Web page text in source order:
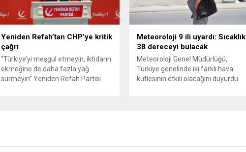
saldırısına anında yanıt verileceğini
duyurdu....
2018 yılında şantiyede ölü bulunan
Dorukhan Büyükışık’a ilişkin yeniden
açılan soruşturmada tutuklamalar
genişliyor. Son olarak dönemin...
Yeniden Refah’tan CHP’ye kritik
çağrı
“Türkiye’yi meşgul etmeyin, iktidarın
ekmeğine de daha fazla yağ
sürmeyin” Yeniden Refah Partisi
önce anlaşın, kurultay kararı alın,
Meteoroloji 9 ili uyardı: Sıcaklık
38 dereceyi bulacak
Meteoroloji Genel Müdürlüğü,
Türkiye genelinde iki farklı hava
kütlesinin etkili olacağını duyurdu.
9 ilde ise hava sıcaklıkları mevsim